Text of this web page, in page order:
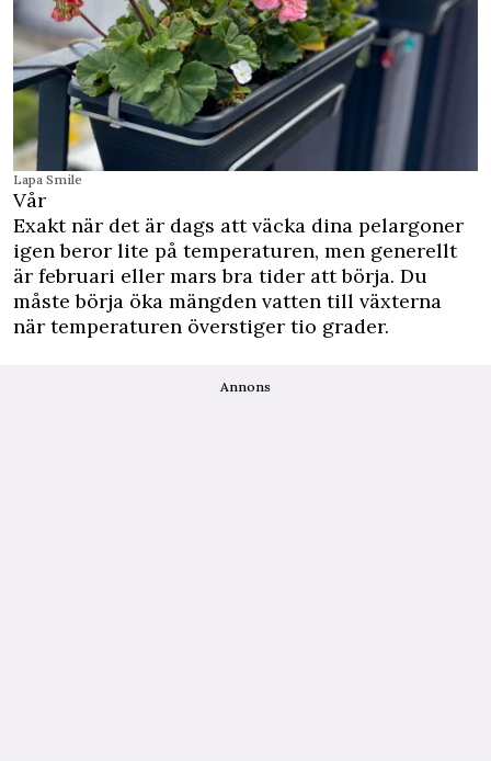
Lapa Smile
Vår
Exakt när det är dags att väcka dina pelargoner
igen beror lite på temperaturen, men generellt
är februari eller mars bra tider att börja. Du
måste börja öka mängden vatten till växterna
när temperaturen överstiger tio grader.
Annons